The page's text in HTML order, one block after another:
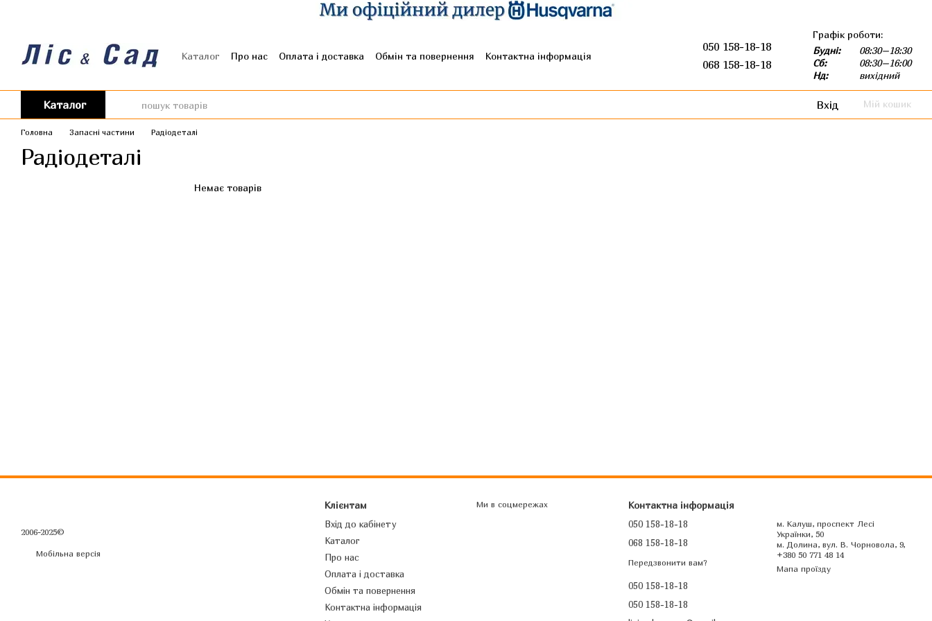
Каталог Про нас Оплата і доставка Обмін та повернення
Контактна інформація
050 158-18-18
068 158-18-18
Графік роботи:
Будні:
08:30–18:30
Сб:
08:30–16:00
Нд:
вихідний
Каталог Вхід Мій кошик
Головна Запасні частини Радіодеталі
Радіодеталі
Немає товарів
2006-2025©
Мобільна версія
Клієнтам
Вхід до кабінету
Каталог
Про нас
Оплата і доставка
Обмін та повернення
Контактна інформація
Ми в соцмережах Контактна інформація
050 158-18-18
068 158-18-18
Передзвонити вам?
050 158-18-18
050 158-18-18
м. Калуш, проспект Лесі
Українки, 50
м. Долина, вул. В. Чорновола, 9,
+380 50 771 48 14
Мапа проїзду